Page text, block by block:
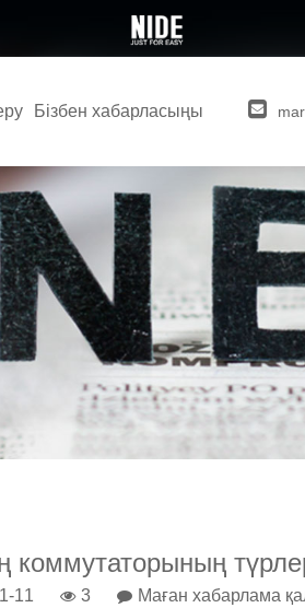
Бізбен хабарласыңы
11 3 Маған хабарлама